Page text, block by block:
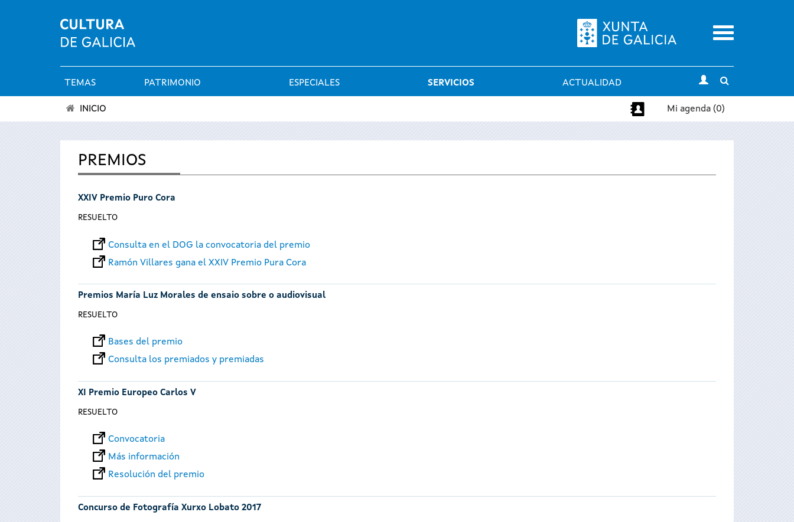
Menu
Menú
principal
TEMAS PATRIMONIO ESPECIALES SERVICIOS ACTUALIDAD
search
encuentra
aquí
INICIO Mi agenda (0)
PREMIOS
XXIV Premio Puro Cora
RESUELTO
Consulta en el DOG la convocatoria del premio
Ramón Villares gana el XXIV Premio Pura Cora
Premios María Luz Morales de ensaio sobre o audiovisual
RESUELTO
Bases del premio
Consulta los premiados y premiadas
XI Premio Europeo Carlos V
RESUELTO
Convocatoria
Más información
Resolución del premio
Concurso de Fotografía Xurxo Lobato 2017